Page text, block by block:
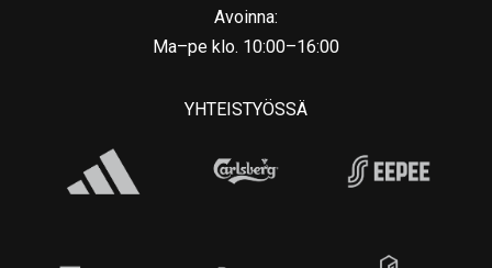
Avoinna:
Ma–pe klo. 10:00–16:00
YHTEISTYÖSSÄ